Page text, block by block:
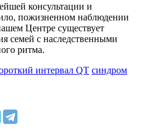
консультации и
пожизненном наблюдении
Центре существует
семей с наследственными
ритма.
интервал QT синдром